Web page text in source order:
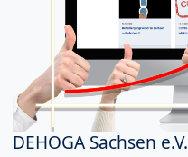
DEHOGA Sachsen e.V.